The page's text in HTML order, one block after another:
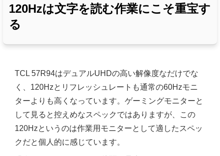
120Hzは文字を読む作業にこそ重宝す
る
TCL 57R94はデュアルUHDの高い解像度なだけでな
く、120Hzとリフレッシュレートも通常の60Hzモニ
ターよりも高くなっています。ゲーミングモニターと
して見ると控えめなスペックではありますが、この
120Hzというのは作業用モニターとして適したスペッ
クだと個人的に感じています。